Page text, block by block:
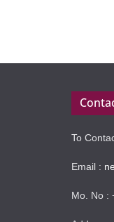
To
Email :
Mo. No :